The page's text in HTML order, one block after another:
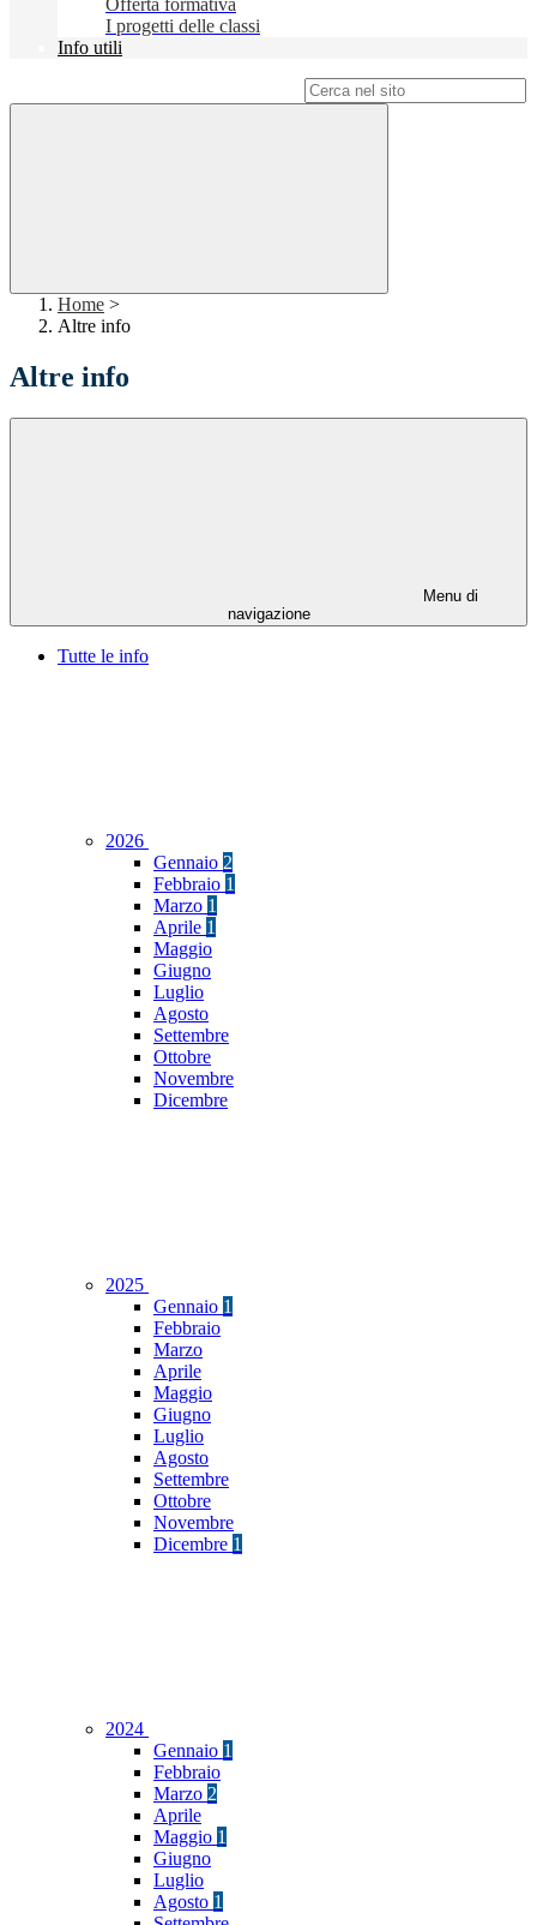
Offerta formativa
I progetti delle classi
Info utili
Home >
Altre info
Altre info
Menu di
navigazione
Tutte le info
2026
Gennaio 2
Febbraio 1
Marzo 1
Aprile 1
Maggio
Giugno
Luglio
Agosto
Settembre
Ottobre
Novembre
Dicembre
2025
Gennaio 1
Febbraio
Marzo
Aprile
Maggio
Giugno
Luglio
Agosto
Settembre
Ottobre
Novembre
Dicembre 1
2024
Gennaio 1
Febbraio
Marzo 2
Aprile
Maggio 1
Giugno
Luglio
Agosto 1